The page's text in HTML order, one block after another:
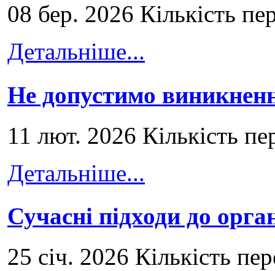
08 бер. 2026 Кількість
Детальніше...
Не допустимо
11 лют. 2026 Кількість
Детальніше...
Сучасні підходи до
25 січ. 2026 Кількість